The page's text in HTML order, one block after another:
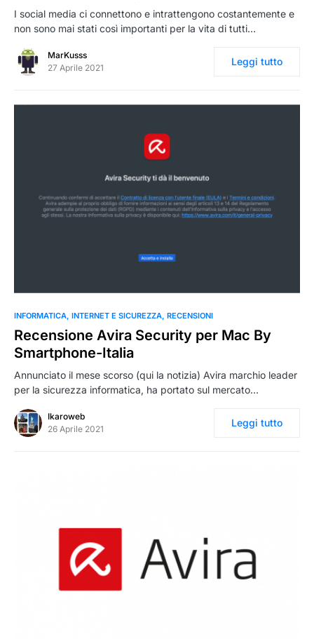
I social media ci connettono e intrattengono costantemente e
non sono mai stati così importanti per la vita di tutti…
MarKusss
27 Aprile 2021
Leggi tutto
0
INFORMATICA INTERNET E SICUREZZA RECENSIONI
Recensione Avira Security per Mac By
Smartphone-Italia
Annunciato il mese scorso (qui la notizia) Avira marchio leader
per la sicurezza informatica, ha portato sul mercato…
Ikaroweb
26 Aprile 2021
Leggi tutto